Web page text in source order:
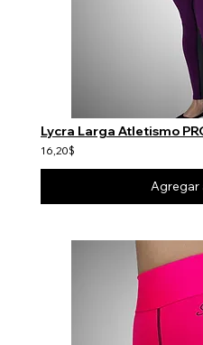
Lycra Larga Atletismo
16,20$
Agregar